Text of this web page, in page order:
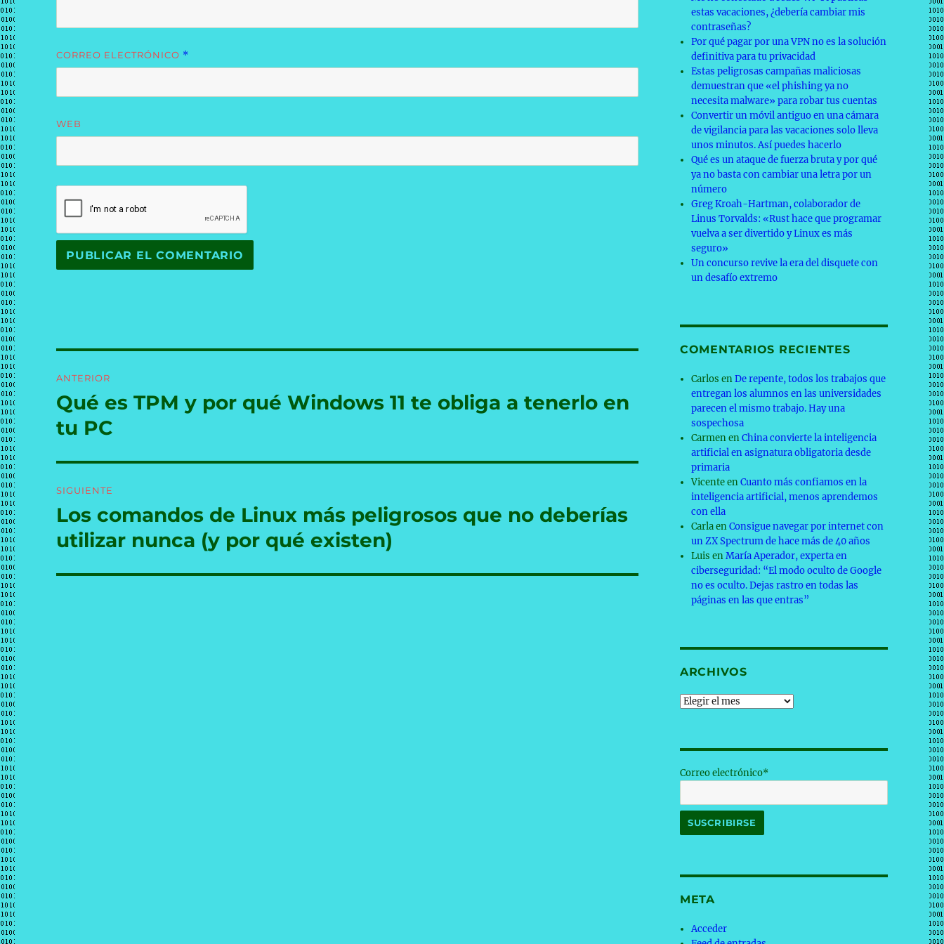
CORREO ELECTRÓNICO *
WEB
de
entradas
ANTERIOR
Entrada
anterior:
Qué es TPM y por qué Windows 11 te obliga a tenerlo en
tu PC
SIGUIENTE
Entrada
siguiente:
Los comandos de Linux más peligrosos que no deberías
utilizar nunca (y por qué existen)
estas vacaciones, ¿debería cambiar mis
contraseñas?
Por qué pagar por una VPN no es la solución
definitiva para tu privacidad
Estas peligrosas campañas maliciosas
demuestran que «el phishing ya no
necesita malware» para robar tus cuentas
Convertir un móvil antiguo en una cámara
de vigilancia para las vacaciones solo lleva
unos minutos. Así puedes hacerlo
Qué es un ataque de fuerza bruta y por qué
ya no basta con cambiar una letra por un
número
Greg Kroah-Hartman, colaborador de
Linus Torvalds: «Rust hace que programar
vuelva a ser divertido y Linux es más
seguro»
Un concurso revive la era del disquete con
un desafío extremo
COMENTARIOS RECIENTES
Carlos enDe repente, todos los trabajos que
entregan los alumnos en las universidades
parecen el mismo trabajo. Hay una
sospechosa
CarmenenChina convierte la inteligencia
artificial en asignatura obligatoria desde
primaria
VicenteenCuanto más confiamos en la
inteligencia artificial, menos aprendemos
con ella
CarlaenConsigue navegar por internet con
un ZX Spectrum de hace más de 40 años
Luis enMaría Aperador, experta en
ciberseguridad: “El modo oculto de Google
no es oculto. Dejas rastro en todas las
páginas en las que entras”
ARCHIVOS
Archivos
Correo electrónico*
META
Acceder